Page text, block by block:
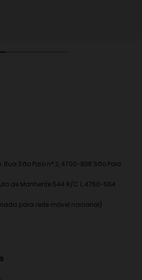
: Rua São Paio n° 2, 4700-836 São Paio
de Manhente 544 R/C 1, 4750-554
para rede móvel nacional)